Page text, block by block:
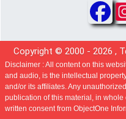
Copyright © 2000 - 2026 ,
Disclaimer :All content on this
and audio, is the intellectual
and/or its affiliates. Any
publication of this material, in
written consent from ObjectOne